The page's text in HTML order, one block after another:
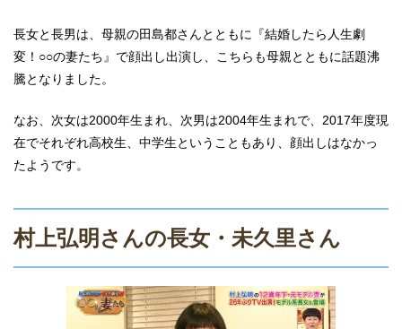
長女と長男は、母親の田島都さんとともに『結婚したら人生劇
変！○○の妻たち』で顔出し出演し、こちらも母親とともに話題沸
騰となりました。
なお、次女は2000年生まれ、次男は2004年生まれで、2017年度現
在でそれぞれ高校生、中学生ということもあり、顔出しはなかっ
たようです。
村上弘明さんの長女・未久里さん